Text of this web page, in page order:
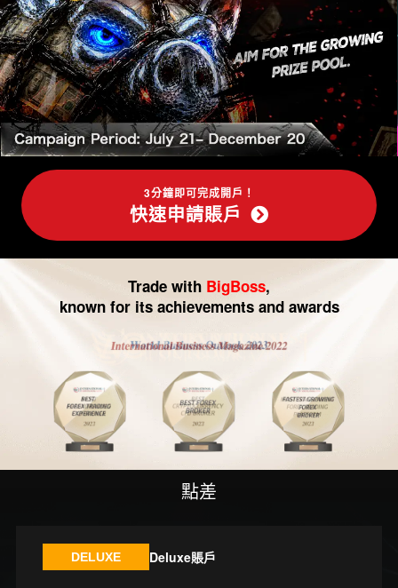
網)
-
外
匯
交
易|
CFD
交
易
3分鐘即可完成開戶！
快速申請賬戶
Trade with BigBoss,
known for its achievements and awards
點差
DELUXE Deluxe賬戶